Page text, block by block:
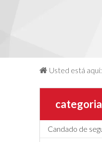
Usted está aquí:
Candado de